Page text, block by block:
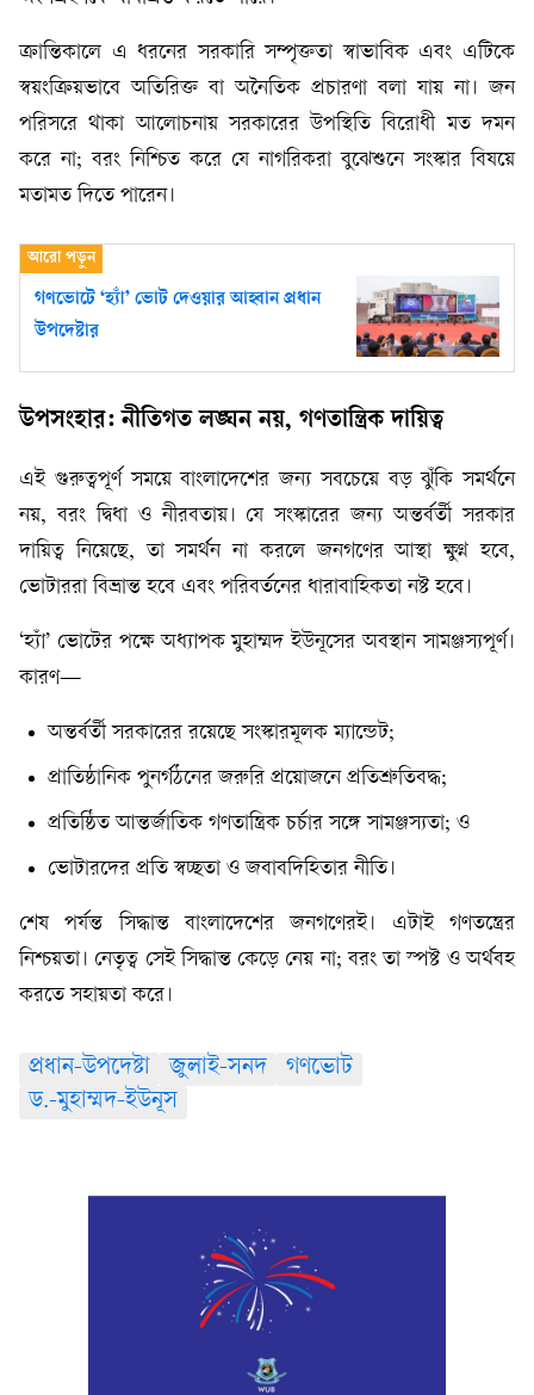
ক্রান্তিকালে এ ধরনের সরকারি সম্পৃক্ততা স্বাভাবিক এবং এটিকে
স্বয়ংক্রিয়ভাবে অতিরিক্ত বা অনৈতিক প্রচারণা বলা যায় না। জন
পরিসরে থাকা আলোচনায় সরকারের উপস্থিতি বিরোধী মত দমন
করে না; বরং নিশ্চিত করে যে নাগরিকরা বুঝেশুনে সংস্কার বিষয়ে
মতামত দিতে পারেন।
গণভোটে ‘হ্যাঁ’ ভোট দেওয়ার আহ্বান প্রধান
উপদেষ্টার
উপসংহার: নীতিগত লঙ্ঘন নয়, গণতান্ত্রিক দায়িত্ব
এই গুরুত্বপূর্ণ সময়ে বাংলাদেশের জন্য সবচেয়ে বড় ঝুঁকি সমর্থনে
নয়, বরং দ্বিধা ও নীরবতায়। যে সংস্কারের জন্য অন্তর্বর্তী সরকার
দায়িত্ব নিয়েছে, তা সমর্থন না করলে জনগণের আস্থা ক্ষুণ্ন হবে,
ভোটাররা বিভ্রান্ত হবে এবং পরিবর্তনের ধারাবাহিকতা নষ্ট হবে।
‘হ্যাঁ’ ভোটের পক্ষে অধ্যাপক মুহাম্মদ ইউনূসের অবস্থান সামঞ্জস্যপূর্ণ।
কারণ—
অন্তর্বর্তী সরকারের রয়েছে সংস্কারমূলক ম্যান্ডেট;
প্রাতিষ্ঠানিক পুনর্গঠনের জরুরি প্রয়োজনে প্রতিশ্রুতিবদ্ধ;
প্রতিষ্ঠিত আন্তর্জাতিক গণতান্ত্রিক চর্চার সঙ্গে সামঞ্জস্যতা; ও
ভোটারদের প্রতি স্বচ্ছতা ও জবাবদিহিতার নীতি।
শেষ পর্যন্ত সিদ্ধান্ত বাংলাদেশের জনগণেরই। এটাই গণতন্ত্রের
নিশ্চয়তা। নেতৃত্ব সেই সিদ্ধান্ত কেড়ে নেয় না; বরং তা স্পষ্ট ও অর্থবহ
করতে সহায়তা করে।
প্রধান-উপদেষ্টা জুলাই-সনদ
গণভোট
ড.-মুহাম্মদ-ইউনূস